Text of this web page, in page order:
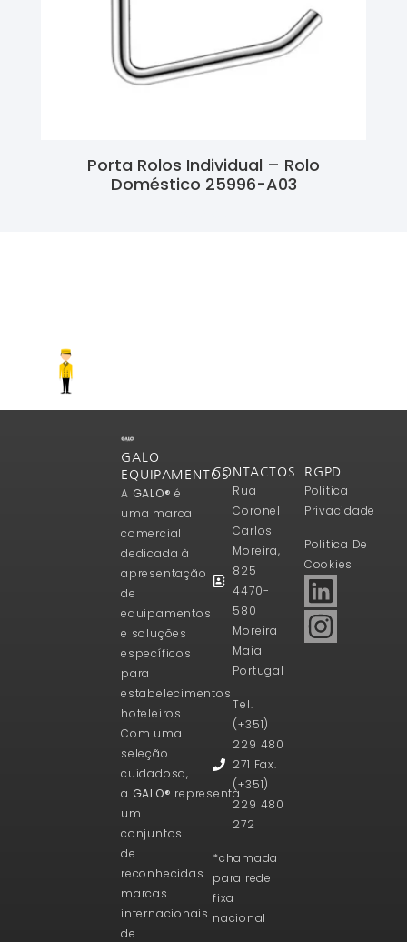
Porta Rolos Individual – Rolo
Doméstico 25996-A03
GALO
EQUIPAMENTOS
A GALO® é
uma marca
comercial
dedicada à
apresentação
de
equipamentos
e soluções
específicos
para
estabelecimentos
hoteleiros.
Com uma
seleção
cuidadosa,
a GALO® representa
um
conjuntos
de
reconhecidas
marcas
internacionais
de
CONTACTOS
Rua
Coronel
Carlos
Moreira,
825
4470-
580
Moreira |
Maia
Portugal
Tel.
(+351)
229 480
271 Fax.
(+351)
229 480
272
*chamada
para rede
fixa
nacional
RGPD
Politica
Privacidade
Politica De
Cookies